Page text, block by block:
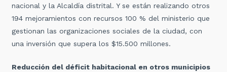
nacional y la Alcaldía distrital. Y se están realizando otros
194 mejoramientos con recursos 100 % del ministerio que
gestionan las organizaciones sociales de la ciudad, con
una inversión que supera los $15.500 millones.
Reducción del déficit habitacional en otros municipios